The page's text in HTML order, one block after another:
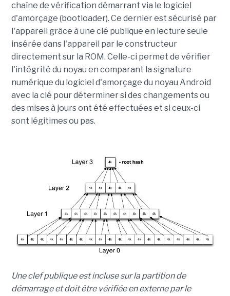
chaîne de vérification démarrant via le logiciel
d'amorçage (bootloader). Ce dernier est sécurisé par
l'appareil grâce à une clé publique en lecture seule
insérée dans l'appareil par le constructeur
directement sur la ROM. Celle-ci permet de vérifier
l'intégrité du noyau en comparant la signature
numérique du logiciel d'amorçage du noyau Android
avec la clé pour déterminer si des changements ou
des mises à jours ont été effectuées et si ceux-ci
sont légitimes ou pas.
Une clef publique est incluse sur la partition de
démarrage et doit être vérifiée en externe par le